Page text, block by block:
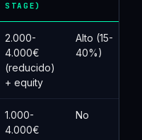
STAGE)
2.000-
4.000€
(reducido)
+ equity
Alto (15-
40%)
1.000-
4.000€
No